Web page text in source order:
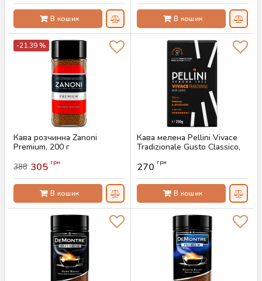
В кошик В кошик
-21.39 %
Кава розчинна Zanoni
Premium, 200 г
388 305 грн
В кошик
Кава мелена Pellini Vivace
Tradizionale Gusto Classico,
Артикул:
270 грн
В кошик